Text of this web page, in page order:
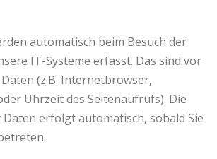
automatisch beim Besuch der
IT-Systeme erfasst. Das sind vor
(z.B. Internetbrowser,
Uhrzeit des Seitenaufrufs). Die
erfolgt automatisch, sobald Sie